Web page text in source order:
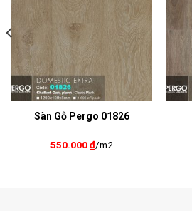
Sàn Gỗ Pergo 01826
550.000₫/m2